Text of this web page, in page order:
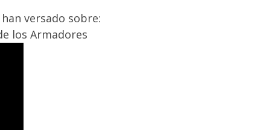
versado sobre:
los Armadores